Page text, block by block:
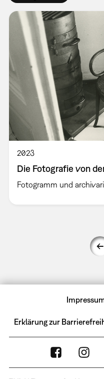
2023
Die Fotografie von
Fotogramm und
Erklärung zur